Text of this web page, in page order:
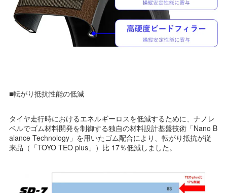
■転がり抵抗性能の低減
タイヤ走行時におけるエネルギーロスを低減するために、ナノレ
ベルでゴム材料開発を制御する独自の材料設計基盤技術「Nano B
alance Technology」を用いたゴム配合により、転がり抵抗が従
来品（「TOYO TEO plus」）比 17％低減しました。